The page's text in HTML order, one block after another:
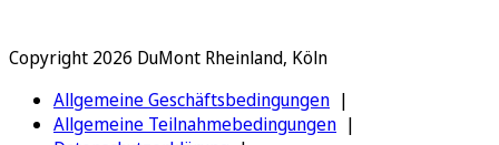
Copyright 2026 DuMont Rheinland, Köln
Allgemeine Geschäftsbedingungen
Allgemeine Teilnahmebedingungen